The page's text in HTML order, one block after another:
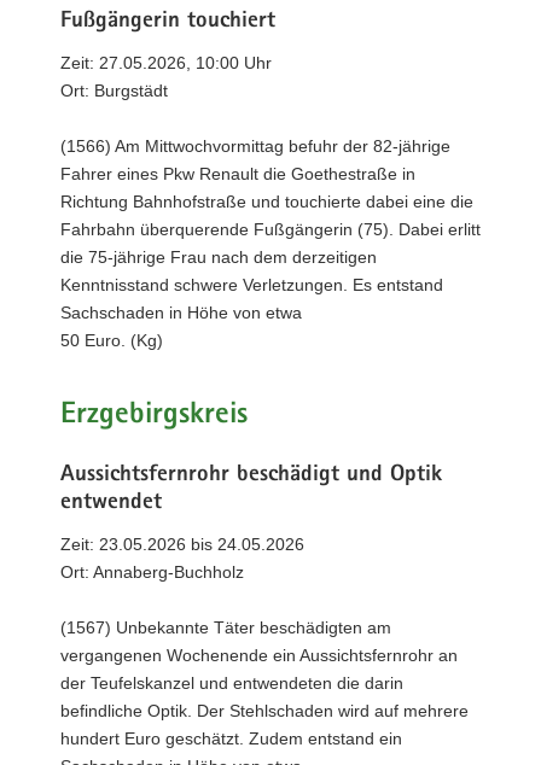
Fußgängerin touchiert
Zeit: 27.05.2026, 10:00 Uhr
Ort: Burgstädt
(1566) Am Mittwochvormittag befuhr der 82-jährige
Fahrer eines Pkw Renault die Goethestraße in
Richtung Bahnhofstraße und touchierte dabei eine die
Fahrbahn überquerende Fußgängerin (75). Dabei erlitt
die 75-jährige Frau nach dem derzeitigen
Kenntnisstand schwere Verletzungen. Es entstand
Sachschaden in Höhe von etwa
50 Euro. (Kg)
Erzgebirgskreis
Aussichtsfernrohr beschädigt und Optik
entwendet
Zeit: 23.05.2026 bis 24.05.2026
Ort: Annaberg-Buchholz
(1567) Unbekannte Täter beschädigten am
vergangenen Wochenende ein Aussichtsfernrohr an
der Teufelskanzel und entwendeten die darin
befindliche Optik. Der Stehlschaden wird auf mehrere
hundert Euro geschätzt. Zudem entstand ein